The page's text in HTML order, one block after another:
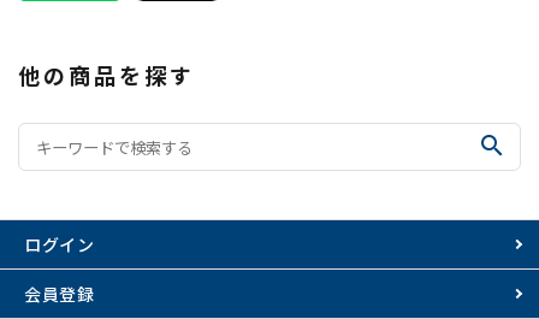
他の商品を探す
search
ログイン
会員登録